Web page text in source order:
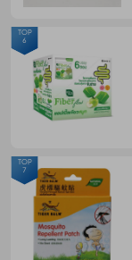
TOP
6
TOP
7